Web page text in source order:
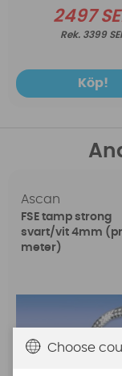
2497
3399
Köp!
Ascan
FSE tamp strong
svart/vit 4mm
meter)
Choose